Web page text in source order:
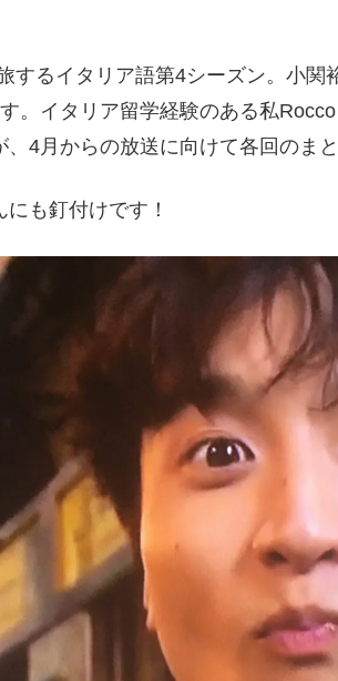
するイタリア語第4シーズン。小関
。イタリア留学経験のある私
4月からの放送に向けて各回のま
も釘付けです！